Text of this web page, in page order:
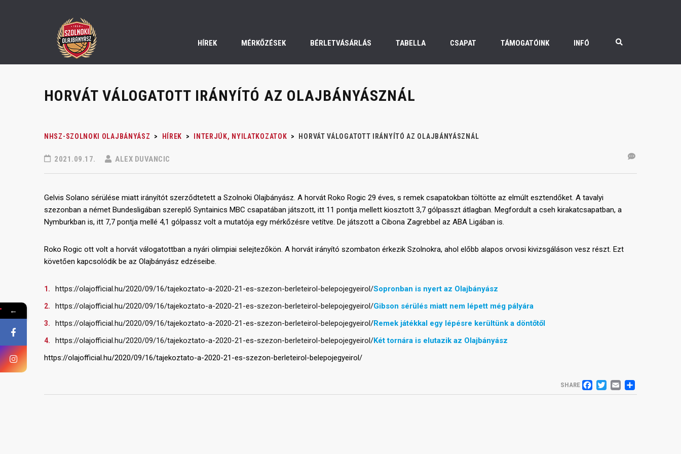
HÍREK MÉRKŐZÉSEK BÉRLETVÁSÁRLÁS TABELLA CSAPAT TÁMOGATÓINK INFÓ
HORVÁT VÁLOGATOTT IRÁNYÍTÓ AZ OLAJBÁNYÁSZNÁL
NHSZ-SZOLNOKI OLAJBÁNYÁSZ > HÍREK > INTERJÚK, NYILATKOZATOK > HORVÁT VÁLOGATOTT IRÁNYÍTÓ AZ OLAJBÁNYÁSZNÁL
2021.09.17. ALEX DUVANCIC
Gelvis Solano sérülése miatt irányítót szerződtetett a Szolnoki Olajbányász. A horvát Roko Rogic 29 éves, s remek csapatokban töltötte az elmúlt esztendőket. A tavalyi
szezonban a német Bundesligában szereplő Syntainics MBC csapatában játszott, itt 11 pontja mellett kiosztott 3,7 gólpasszt átlagban. Megfordult a cseh kirakatcsapatban, a
Nymburkban is, itt 7,7 pontja mellé 4,1 gólpassz volt a mutatója egy mérkőzésre vetítve. De játszott a Cibona Zagrebbel az ABA Ligában is.
Roko Rogic ott volt a horvát válogatottban a nyári olimpiai selejtezőkön. A horvát irányító szombaton érkezik Szolnokra, ahol előbb alapos orvosi kivizsgáláson vesz részt. Ezt
követően kapcsolódik be az Olajbányász edzéseibe.
https://olajofficial.hu/2020/09/16/tajekoztato-a-2020-21-es-szezon-berleteirol-belepojegyeirol/Sopronban is nyert az Olajbányász
https://olajofficial.hu/2020/09/16/tajekoztato-a-2020-21-es-szezon-berleteirol-belepojegyeirol/Gibson sérülés miatt nem lépett még pályára
https://olajofficial.hu/2020/09/16/tajekoztato-a-2020-21-es-szezon-berleteirol-belepojegyeirol/Remek játékkal egy lépésre kerültünk a döntőtől
https://olajofficial.hu/2020/09/16/tajekoztato-a-2020-21-es-szezon-berleteirol-belepojegyeirol/Két tornára is elutazik az Olajbányász
https://olajofficial.hu/2020/09/16/tajekoztato-a-2020-21-es-szezon-berleteirol-belepojegyeirol/
SHARE FACEBOOK
TWITTER
EMAIL
←